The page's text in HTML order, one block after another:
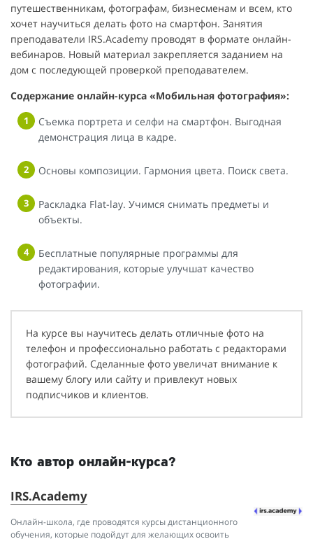
путешественникам, фотографам, бизнесменам и всем, кто
хочет научиться делать фото на смартфон. Занятия
преподаватели IRS.Academy проводят в формате онлайн-
вебинаров. Новый материал закрепляется заданием на
дом с последующей проверкой преподавателем.
Содержание онлайн-курса «Мобильная фотография»:
Съемка портрета и селфи на смартфон. Выгодная
демонстрация лица в кадре.
Основы композиции. Гармония цвета. Поиск света.
Раскладка Flat-lay. Учимся снимать предметы и
объекты.
Бесплатные популярные программы для
редактирования, которые улучшат качество
фотографии.
На курсе вы научитесь делать отличные фото на
телефон и профессионально работать с редакторами
фотографий. Сделанные фото увеличат внимание к
вашему блогу или сайту и привлекут новых
подписчиков и клиентов.
Кто автор онлайн-курса?
IRS.Academy
Онлайн-школа, где проводятся курсы дистанционного
обучения, которые подойдут для желающих освоить